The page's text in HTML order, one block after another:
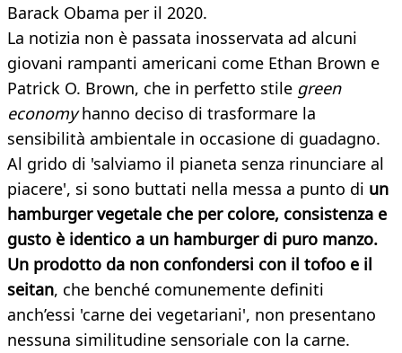
Barack Obama per il 2020.
La notizia non è passata inosservata ad alcuni
giovani rampanti americani come Ethan Brown e
Patrick O. Brown, che in perfetto stile green
economyhanno deciso di trasformare la
sensibilità ambientale in occasione di guadagno.
Al grido di 'salviamo il pianeta senza rinunciare al
piacere', si sono buttati nella messa a punto di un
hamburger vegetale che per colore, consistenza e
gusto è identico a un hamburger di puro manzo.
Un prodotto da non confondersi con il tofoo e il
seitan, che benché comunemente definiti
anch’essi 'carne dei vegetariani', non presentano
nessuna similitudine sensoriale con la carne.